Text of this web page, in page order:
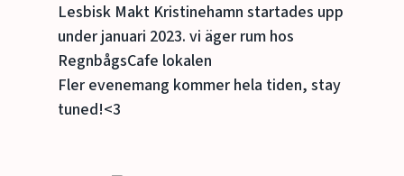
Lesbisk Makt Kristinehamn startades upp
under januari 2023. vi äger rum hos
RegnbågsCafe lokalen
Fler evenemang kommer hela tiden, stay
tuned!<3